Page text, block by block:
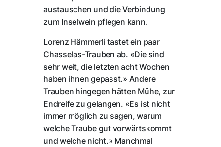
austauschen und die Verbindung
zum Inselwein pflegen kann.
Lorenz Hämmerli tastet ein paar
Chasselas-Trauben ab. «Die sind
sehr weit, die letzten acht Wochen
haben ihnen gepasst.» Andere
Trauben hingegen hätten Mühe, zur
Endreife zu gelangen. «Es ist nicht
immer möglich zu sagen, warum
welche Traube gut vorwärtskommt
und welche nicht.» Manchmal